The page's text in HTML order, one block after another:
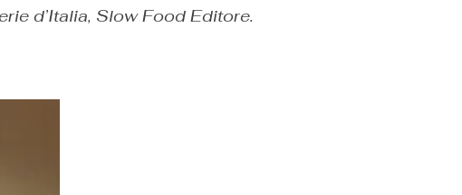
d’Italia, Slow Food Editore.